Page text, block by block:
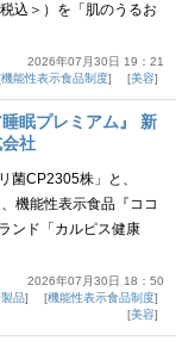
込＞）を「肌のうるお
2026年07月30日 19：21
機能性表示食品制度 美容
眠プレミアム』 新
社
菌CP2305株」と、
機能性表示食品『ココ
ンド「カルピス健康
2026年07月30日 18：50
品
機能性表示食品制度
美容